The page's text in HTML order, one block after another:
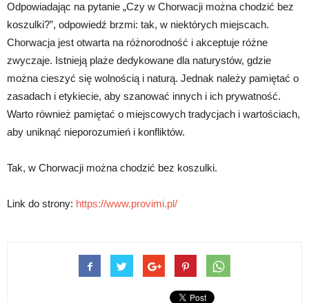
Odpowiadając na pytanie „Czy w Chorwacji można chodzić bez
koszulki?”, odpowiedź brzmi: tak, w niektórych miejscach.
Chorwacja jest otwarta na różnorodność i akceptuje różne
zwyczaje. Istnieją plaże dedykowane dla naturystów, gdzie
można cieszyć się wolnością i naturą. Jednak należy pamiętać o
zasadach i etykiecie, aby szanować innych i ich prywatność.
Warto również pamiętać o miejscowych tradycjach i wartościach,
aby uniknąć nieporozumień i konfliktów.
Tak, w Chorwacji można chodzić bez koszulki.
Link do strony: https://www.provimi.pl/